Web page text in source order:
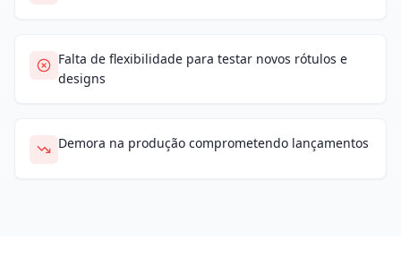
Falta de flexibilidade para testar novos rótulos e
designs
Demora na produção comprometendo lançamentos